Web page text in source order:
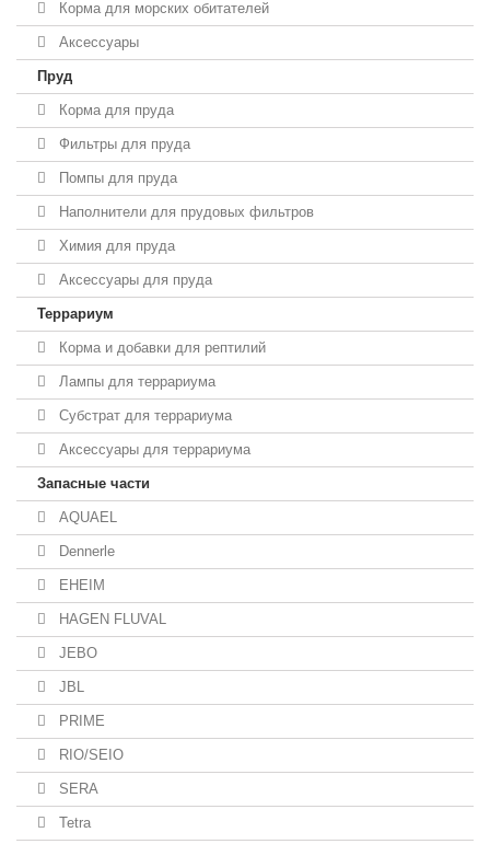
Корма для морских обитателей
Аксессуары
Пруд
Корма для пруда
Фильтры для пруда
Помпы для пруда
Наполнители для прудовых фильтров
Химия для пруда
Аксессуары для пруда
Террариум
Корма и добавки для рептилий
Лампы для террариума
Субстрат для террариума
Аксессуары для террариума
Запасные части
AQUAEL
Dennerle
EHEIM
HAGEN FLUVAL
JEBO
JBL
PRIME
RIO/SEIO
SERA
Tetra